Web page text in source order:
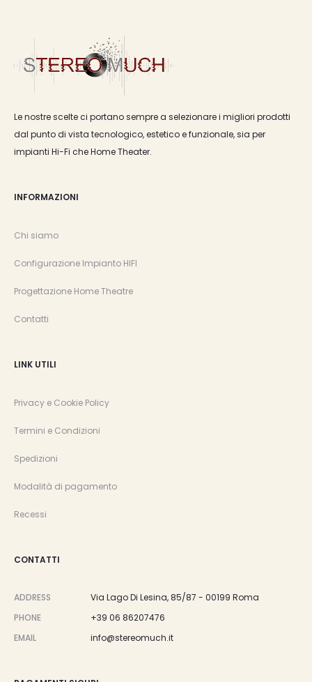
Le nostre scelte ci portano sempre a selezionare i migliori prodotti
dal punto di vista tecnologico, estetico e funzionale, sia per
impianti Hi-Fi che Home Theater.
INFORMAZIONI
Chi siamo
Configurazione Impianto HIFI
Progettazione Home Theatre
Contatti
LINK UTILI
Privacy e Cookie Policy
Termini e Condizioni
Spedizioni
Modalità di pagamento
Recessi
CONTATTI
ADDRESS
Via Lago Di Lesina, 85/87 - 00199 Roma
PHONE
+39 06 86207476
EMAIL
info@stereomuch.it